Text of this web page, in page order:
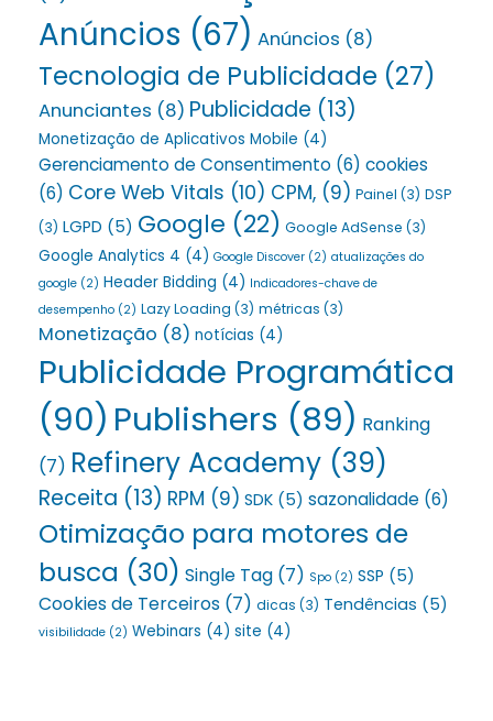
Anúncios (67) Anúncios (8)
Tecnologia de Publicidade (27)
Anunciantes (8) Publicidade (13)
Monetização de Aplicativos Mobile (4)
Gerenciamento de Consentimento (6) cookies
(6) Core Web Vitals (10) CPM, (9) Painel (3) DSP
(3) LGPD (5) Google (22) Google AdSense (3)
Google Analytics 4 (4) Google Discover (2) atualizações do
google (2) Header Bidding (4) Indicadores-chave de
desempenho (2) Lazy Loading (3) métricas (3)
Monetização (8) notícias (4)
Publicidade Programática
(90) Publishers (89) Ranking
(7) Refinery Academy (39)
Receita (13) RPM (9) SDK (5) sazonalidade (6)
Otimização para motores de
busca (30) Single Tag (7) Spo (2) SSP (5)
Cookies de Terceiros (7) dicas (3) Tendências (5)
visibilidade (2) Webinars (4) site (4)